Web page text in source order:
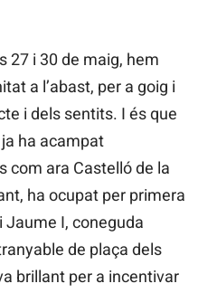
27 i 30 de maig, hem
a l’abast, per a goig i
i dels sentits. I és que
ha acampat
com ara Castelló de la
ha ocupat per primera
Jaume I, coneguda
de plaça dels
brillant per a incentivar